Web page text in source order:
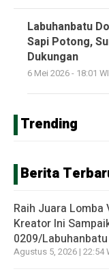
Labuhanbatu
Sapi Potong,
Dukungan
6 Mei 2026 - 18:01
Trending
Berita
Raih Juara Lomba
Kreator Ini
0209/Labuhanbatu
Agustus 5, 2026 | 22:54